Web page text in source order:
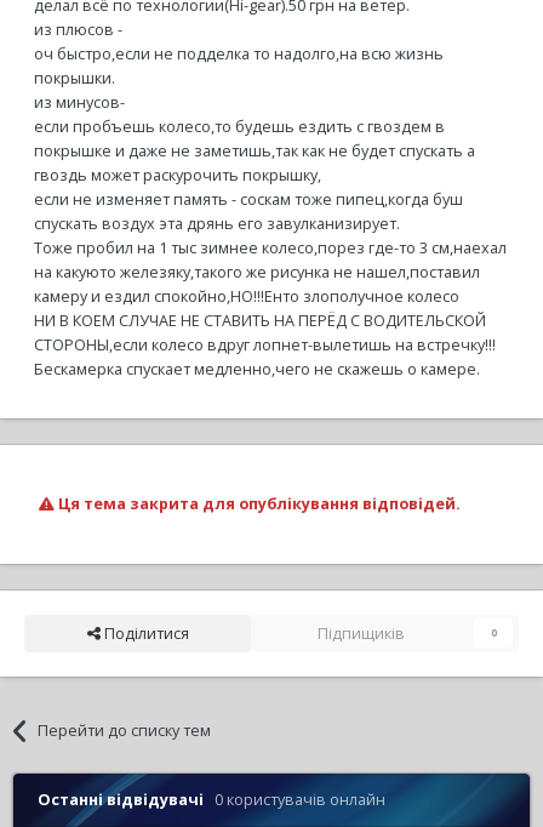
делал всё по технологии(Hi-gear).50 грн на ветер.
из плюсов -
оч быстро,если не подделка то надолго,на всю жизнь
покрышки.
из минусов-
если пробъешь колесо,то будешь ездить с гвоздем в
покрышке и даже не заметишь,так как не будет спускать а
гвоздь может раскурочить покрышку,
если не изменяет память - соскам тоже пипец,когда буш
спускать воздух эта дрянь его завулканизирует.
Тоже пробил на 1 тыс зимнее колесо,порез где-то 3 см,наехал
на какуюто железяку,такого же рисунка не нашел,поставил
камеру и ездил спокойно,НО!!!Енто злополучное колесо
НИ В КОЕМ СЛУЧАЕ НЕ СТАВИТЬ НА ПЕРЁД С ВОДИТЕЛЬСКОЙ
СТОРОНЫ,если колесо вдруг лопнет-вылетишь на встречку!!!
Бескамерка спускает медленно,чего не скажешь о камере.
Ця тема закрита для опублікування відповідей.
Поділитися Підпищиків 0
Перейти до списку тем
Останні відвідувачі 0 користувачів онлайн